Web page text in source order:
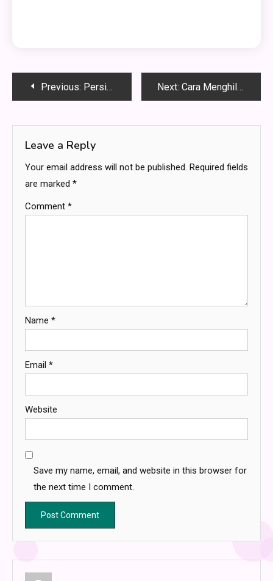
PostPrevious: Persiapan Pajak Outsourcing – Cara Mudah Mengatasi Masalah SPT Next: Cara Menghilangkan Pegal di Kaki dan Paha, Dijamin Ampuh!
Leave a Reply
Your email address will not be published. Required fields
are marked *
Comment *
Name *
Email *
Website
Save my name, email, and website in this browser for
the next time I comment.